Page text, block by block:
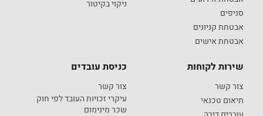
סניפים
אבטחת קניונים
אבטחת אישים
ניקוי בקיטור
שירות לקוחות
צור קשר
תיאום טכנאי
כניסת עובדים
צור קשר
עיקרי זכויות העובד לפי חוק
שכר מינימום